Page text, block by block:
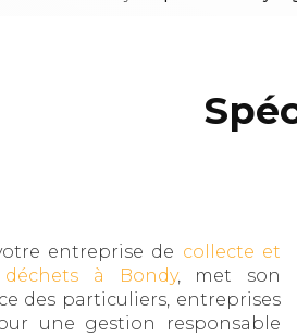
entreprise de collecte et
à Bondy, met son
des particuliers, entreprises
une gestion responsable